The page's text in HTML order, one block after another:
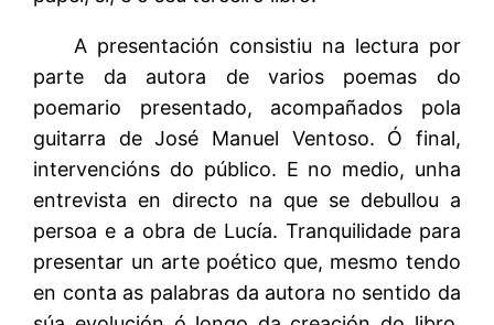
A presentación consistiu na lectura por
parte da autora de varios poemas do
poemario presentado, acompañados pola
guitarra de José Manuel Ventoso. Ó final,
intervencións do público. E no medio, unha
entrevista en directo na que se debullou a
persoa e a obra de Lucía. Tranquilidade para
presentar un arte poético que, mesmo tendo
en conta as palabras da autora no sentido da